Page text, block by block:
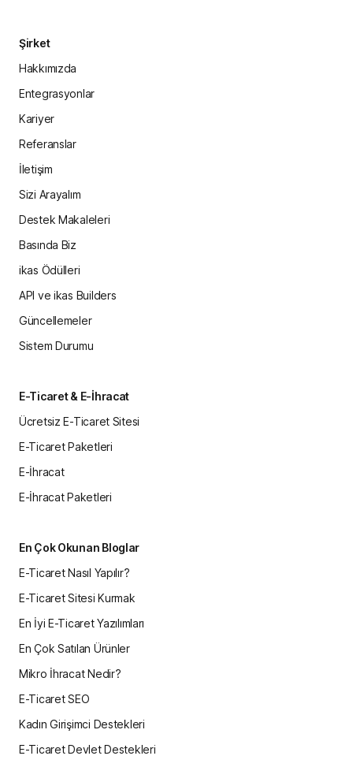
En Çok Okunan Bloglar
E-Ticaret Nasıl Yapılır?
E-Ticaret Sitesi Kurmak
En İyi E-Ticaret Yazılımları
En Çok Satılan Ürünler
Mikro İhracat Nedir?
E-Ticaret SEO
Kadın Girişimci Destekleri
E-Ticaret Devlet Destekleri
Şirket
Hakkımızda
Entegrasyonlar
Kariyer
Referanslar
İletişim
Sizi Arayalım
Destek Makaleleri
Basında Biz
ikas Ödülleri
API ve ikas Builders
Güncellemeler
Sistem Durumu
E-Ticaret & E-İhracat
Ücretsiz E-Ticaret Sitesi
E-Ticaret Paketleri
E-İhracat
E-İhracat Paketleri